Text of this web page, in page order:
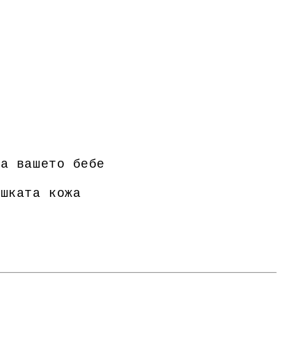
вашето бебе
кожа